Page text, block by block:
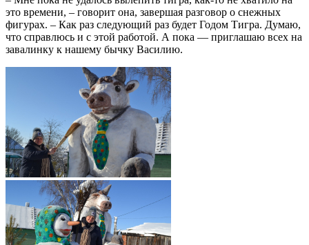
это времени, – говорит она, завершая разговор о снежных
фигурах. – Как раз следующий раз будет Годом Тигра. Думаю,
что справлюсь и с этой работой. А пока — приглашаю всех на
завалинку к нашему бычку Василию.